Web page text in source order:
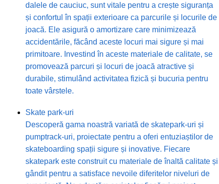
dalele de cauciuc, sunt vitale pentru a crește siguranța
și confortul în spații exterioare ca parcurile și locurile de
joacă. Ele asigură o amortizare care minimizează
accidentările, făcând aceste locuri mai sigure și mai
primitoare. Investind în aceste materiale de calitate, se
promovează parcuri și locuri de joacă atractive și
durabile, stimulând activitatea fizică și bucuria pentru
toate vârstele.
Skate park-uri
Descoperă gama noastră variată de skatepark-uri și
pumptrack-uri, proiectate pentru a oferi entuziaștilor de
skateboarding spații sigure și inovative. Fiecare
skatepark este construit cu materiale de înaltă calitate și
gândit pentru a satisface nevoile diferitelor niveluri de